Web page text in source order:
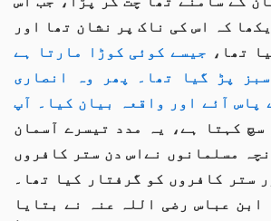
کہ اس کی ناک پر نشان تھا اور
تھا،
جیسے کوئی کوڑا مارتا ہے
پڑ گیا تھا۔ پھر وہ انصاری
پاس آئے اور واقعہ بیان کیا۔ آپ
سچ کہتا ہے، یہ مدد تیسرے آسمان
مسلمانوں نےاس دن ستر کافروں
ستر کافروں کو گرفتار کیا تھا۔
ابن عباس رضی اللہ عنہ نے بتایا